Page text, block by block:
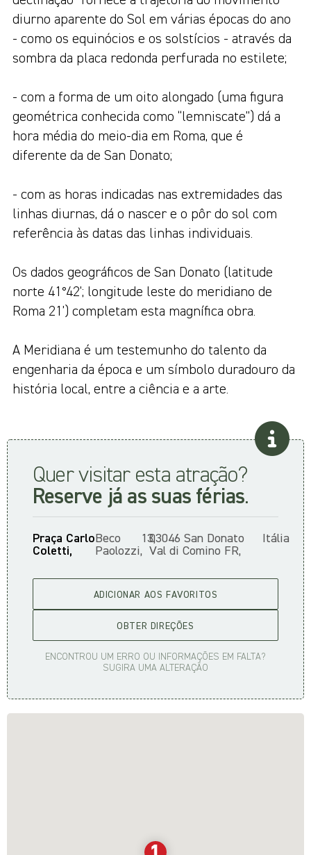
diurno aparente do Sol em várias épocas do ano
- como os equinócios e os solstícios - através da
sombra da placa redonda perfurada no estilete;
- com a forma de um oito alongado (uma figura
geométrica conhecida como “lemniscate”) dá a
hora média do meio-dia em Roma, que é
diferente da de San Donato;
- com as horas indicadas nas extremidades das
linhas diurnas, dá o nascer e o pôr do sol com
referência às datas das linhas individuais.
Os dados geográficos de San Donato (latitude
norte 41°42’; longitude leste do meridiano de
Roma 21’) completam esta magnífica obra.
A Meridiana é um testemunho do talento da
engenharia da época e um símbolo duradouro da
história local, entre a ciência e a arte.
Quer visitar esta atração?
Reserve já as suas férias.
Praça Carlo
Coletti,
Beco
Paolozzi,
13,03046 San Donato
Val di Comino FR,
Itália
ADICIONAR AOS FAVORITOS
OBTER DIREÇÕES
ENCONTROU UM ERRO OU INFORMAÇÕES EM FALTA?
SUGIRA UMA ALTERAÇÃO